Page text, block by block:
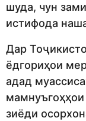
шуда, чун
истифода
Дар
ёдгориҳои
адад
зиёди